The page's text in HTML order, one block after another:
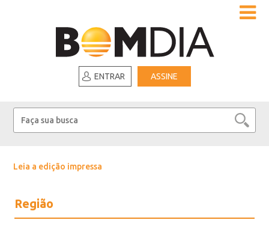
ENTRAR ASSINE
Leia a edição impressa
Região